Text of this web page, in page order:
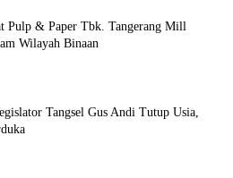
Pulp & Paper Tbk. Tangerang Mill
Wilayah Binaan
Tangsel Gus Andi Tutup Usia,